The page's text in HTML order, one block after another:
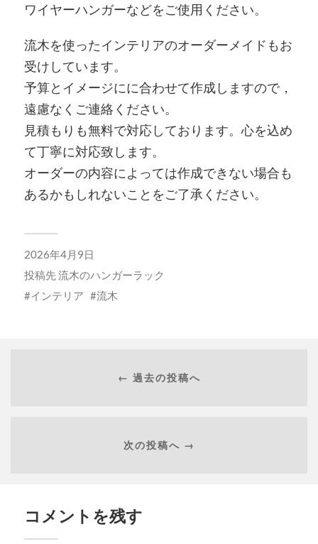
ワイヤーハンガーなどをご使用ください。
流木を使ったインテリアのオーダーメイドもお
受けしています。
予算とイメージにに合わせて作成しますので，
遠慮なくご連絡ください。
見積もりも無料で対応しております。心を込め
て丁寧に対応致します。
オーダーの内容によっては作成できない場合も
あるかもしれないことをご了承ください。
2026年4月9日
投稿先流木のハンガーラック
インテリア
流木
← 過去の投稿へ
次の投稿へ →
コメントを残す